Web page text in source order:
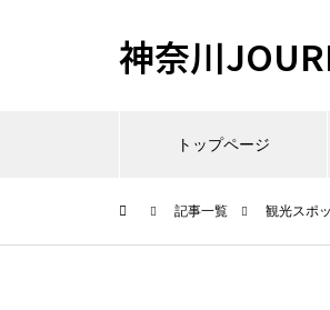
神奈川
トップページ
記事一覧 観光スポ